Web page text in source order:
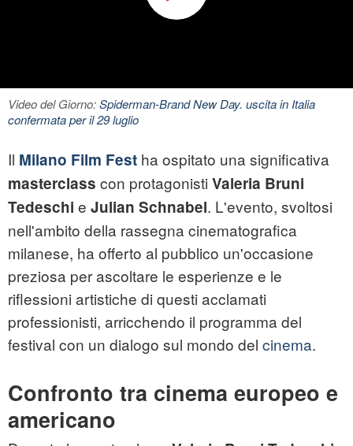
Video del Giorno:Spiderman-Brand New Day. uscita in Italia
confermata per il 29 luglio
Il Milano Film Fest ha ospitato una significativa
masterclass con protagonisti Valeria Bruni
Tedeschi e Julian Schnabel. L'evento, svoltosi
nell'ambito della rassegna cinematografica
milanese, ha offerto al pubblico un'occasione
preziosa per ascoltare le esperienze e le
riflessioni artistiche di questi acclamati
professionisti, arricchendo il programma del
festival con un dialogo sul mondo del cinema.
Confronto tra cinema europeo e
americano